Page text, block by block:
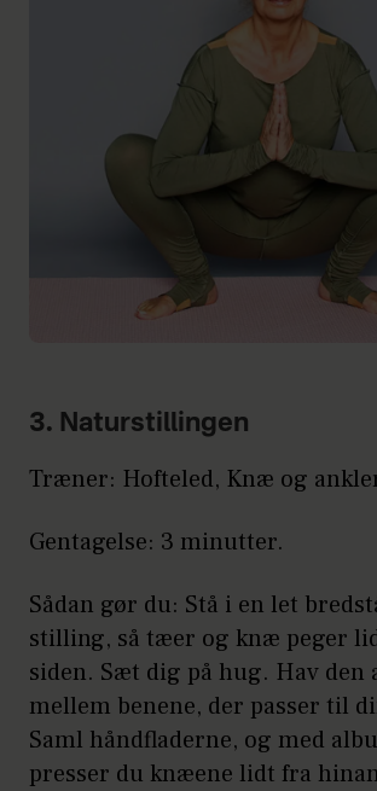
3. Naturstillingen
Træner: Hofteled, Knæ og
Gentagelse: 3 minutter.
Sådan gør du: Stå i en let
stilling, så tæer og knæ peger
siden. Sæt dig på hug. Hav den
mellem benene, der passer til
Saml håndfladerne, og med
presser du knæene lidt fra